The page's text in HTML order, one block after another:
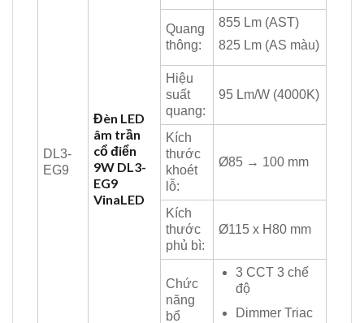
DL3-
EG9
Đèn LED
âm trần
cổ điển
9W DL3-
EG9
VinaLED
Quang
thông:
855 Lm (AST)
825 Lm (AS màu)
Hiệu
suất
quang:
95 Lm/W (4000K)
Kích
thước
khoét
lỗ:
Ø85 → 100 mm
Kích
thước
phủ bì:
Ø115 x H80 mm
Chức
năng
bổ
3 CCT 3 chế
độ
Dimmer Triac